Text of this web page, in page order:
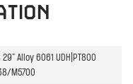
29" Alloy 6061 UDH|PT800
M5700